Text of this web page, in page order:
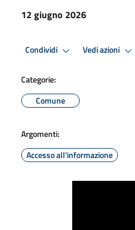
12 giugno 2026
Condividi Vedi azioni
Categorie:
Comune
Argomenti:
Accesso all'informazione